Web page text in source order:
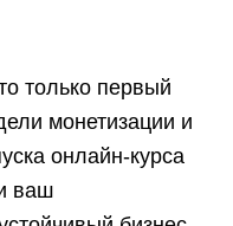
только первый
монетизации и
онлайн-курса
ваш